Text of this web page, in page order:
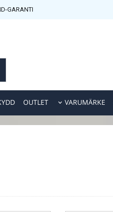
GARANTI
OUTLET VARUMÄRKE